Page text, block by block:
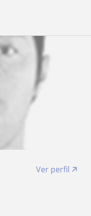
Ver perfil